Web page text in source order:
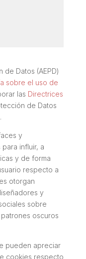
de Datos (AEPD)
sobre el uso de
las Directrices
de Datos
y
influir, a
y de forma
respecto a
otorgan
y
sobre
oscuros
pueden apreciar
cookies respecto